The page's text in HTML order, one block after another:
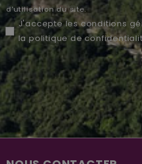
d'utilisation du site.
J'accepte lesconditions
la politique de